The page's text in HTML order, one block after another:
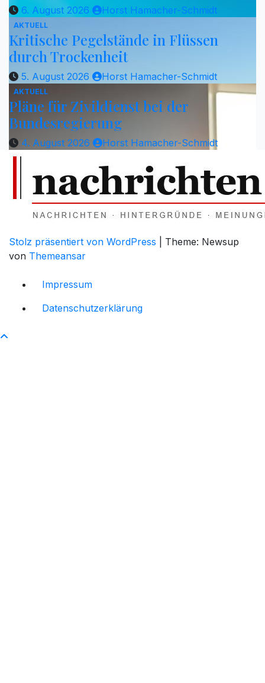
6. August 2026 Horst Hamacher-Schmidt
AKTUELL
Kritische Pegelstände in Flüssen
durch Trockenheit
5. August 2026 Horst Hamacher-Schmidt
AKTUELL
Pläne für Zivildienst bei der
Bundesregierung
4. August 2026 Horst Hamacher-Schmidt
Stolz präsentiert von WordPress
Theme: Newsup
von Themeansar
Impressum
Datenschutzerklärung